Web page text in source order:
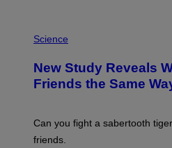
T
T
I
M
A
S
H
O
:
C
-
R
Science
New Study Reveals
Friends the Same
Can you fight a sabertooth
friends.